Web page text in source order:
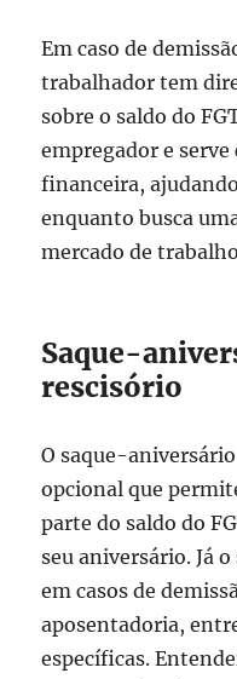
Em caso de
trabalhador tem
sobre o saldo do
empregador e
financeira,
enquanto busca
mercado de
Saque-
rescisório
O saque-
opcional que
parte do saldo do
seu aniversário. Já
em casos de
aposentadoria,
específicas.